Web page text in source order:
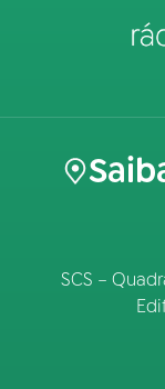
SCS –